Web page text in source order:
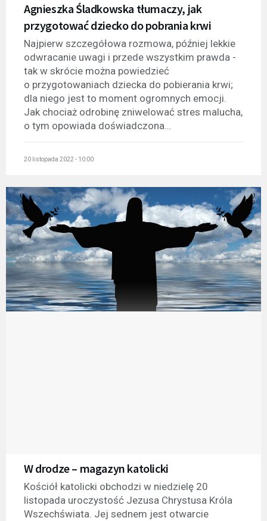
Agnieszka Śladkowska tłumaczy, jak
przygotować dziecko do pobrania krwi
Najpierw szczegółowa rozmowa, później lekkie
odwracanie uwagi i przede wszystkim prawda -
tak w skrócie można powiedzieć
o przygotowaniach dziecka do pobierania krwi;
dla niego jest to moment ogromnych emocji.
Jak chociaż odrobinę zniwelować stres malucha,
o tym opowiada doświadczona...
20 listopada 2022 - 10:00
W drodze – magazyn katolicki
Kościół katolicki obchodzi w niedzielę 20
listopada uroczystość Jezusa Chrystusa Króla
Wszechświata. Jej sednem jest otwarcie